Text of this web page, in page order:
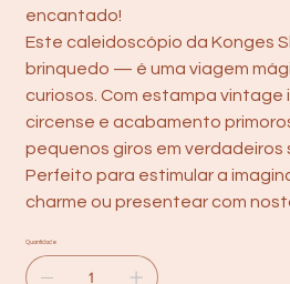
encantado!
Este caleidoscópio da Konges
brinquedo — é uma viagem
curiosos. Com estampa vintage
circense e acabamento
pequenos giros em verdadeiros
Perfeito para estimular a
charme ou presentear com
Quantidade